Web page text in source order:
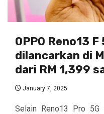
OPPO Reno13
dilancarkan di
dari RM 1,399
January 7, 2025
Selain Reno13 Pro 5G